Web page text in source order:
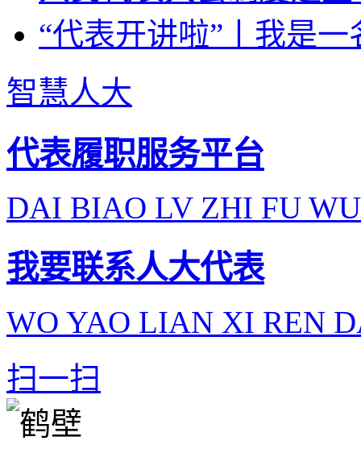
“代表开讲啦”丨我是
智慧人大
代表履职服务平台
DAI BIAO LV ZHI FU
我要联系人大代表
WO YAO LIAN XI REN
扫一扫